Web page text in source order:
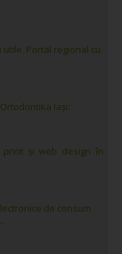
Portal regional cu
Iași:
print și web design în
de consum